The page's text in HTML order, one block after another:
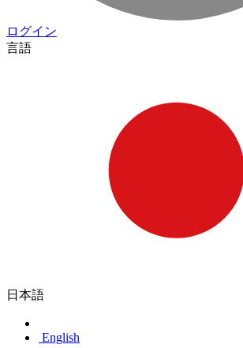
ログイン
言語
日本語
English